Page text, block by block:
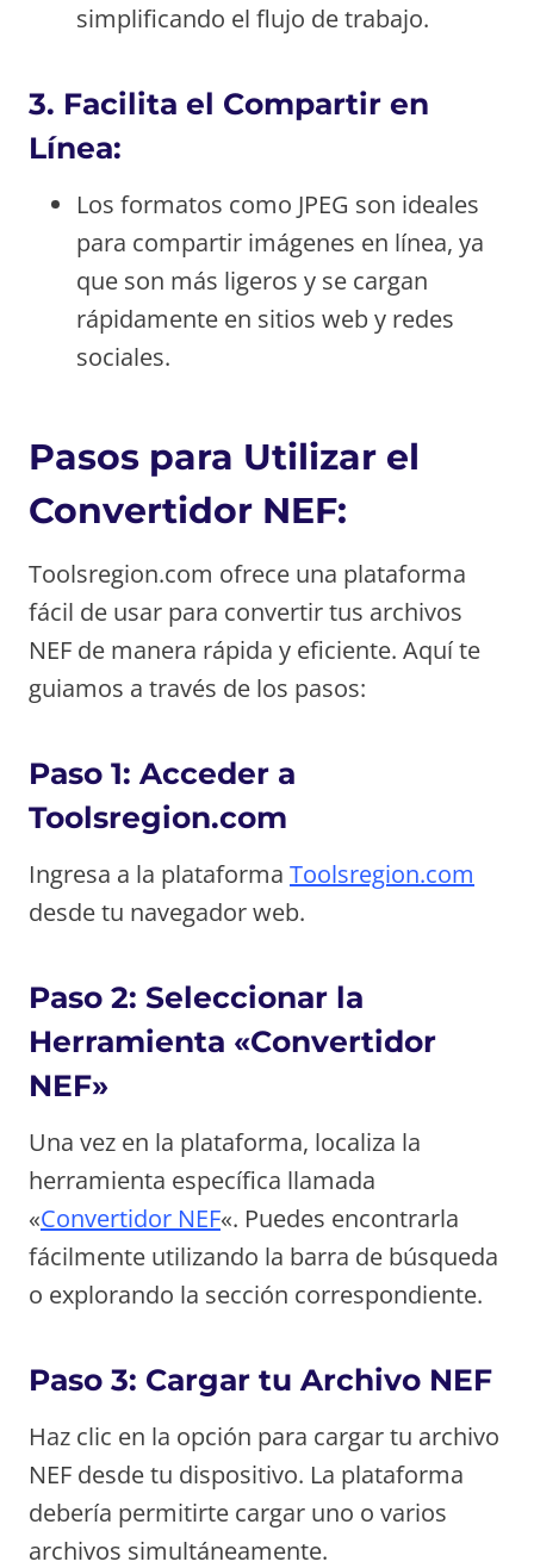
simplificando el flujo de trabajo.
3. Facilita el Compartir en
Línea:
Los formatos como JPEG son ideales
para compartir imágenes en línea, ya
que son más ligeros y se cargan
rápidamente en sitios web y redes
sociales.
Pasos para Utilizar el
Convertidor NEF:
Toolsregion.com ofrece una plataforma
fácil de usar para convertir tus archivos
NEF de manera rápida y eficiente. Aquí te
guiamos a través de los pasos:
Paso 1: Acceder a
Toolsregion.com
Ingresa a la plataforma Toolsregion.com
desde tu navegador web.
Paso 2: Seleccionar la
Herramienta «Convertidor
NEF»
Una vez en la plataforma, localiza la
herramienta específica llamada
«Convertidor NEF«. Puedes encontrarla
fácilmente utilizando la barra de búsqueda
o explorando la sección correspondiente.
Paso 3: Cargar tu Archivo NEF
Haz clic en la opción para cargar tu archivo
NEF desde tu dispositivo. La plataforma
debería permitirte cargar uno o varios
archivos simultáneamente.